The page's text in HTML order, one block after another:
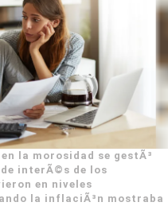
la morosidad se gestÃ³
interÃ©s de los
en niveles
la inflaciÃ³n mostraba